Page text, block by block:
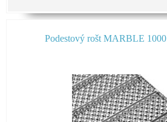
Podestový rošt MARBLE